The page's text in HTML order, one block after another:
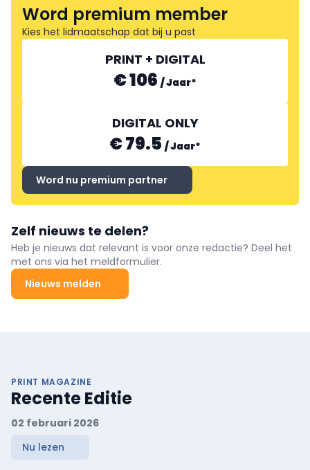
BIO BAKKERIJ DE TROG
BAKER & BAKER BENELUX
Word premium member
Kies het lidmaatschap dat bij u past
PRINT + DIGITAL
€ 106 /Jaar*
DIGITAL ONLY
€ 79.5 /Jaar*
Word nu premium partner
Zelf nieuws te delen?
Heb je nieuws dat relevant is voor onze redactie? Deel het
met ons via het meldformulier.
Nieuws melden
PRINT MAGAZINE
Recente Editie
02 februari 2026
Nu lezen